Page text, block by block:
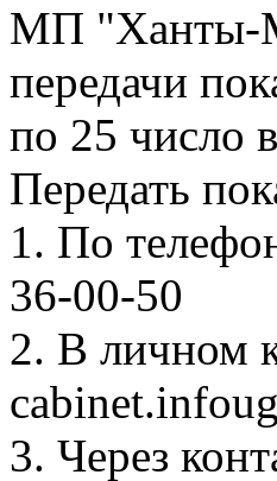
МП "Ханты-
передачи
по 25 число
Передать
1. По
36-00-50
2. В личном
3. Через